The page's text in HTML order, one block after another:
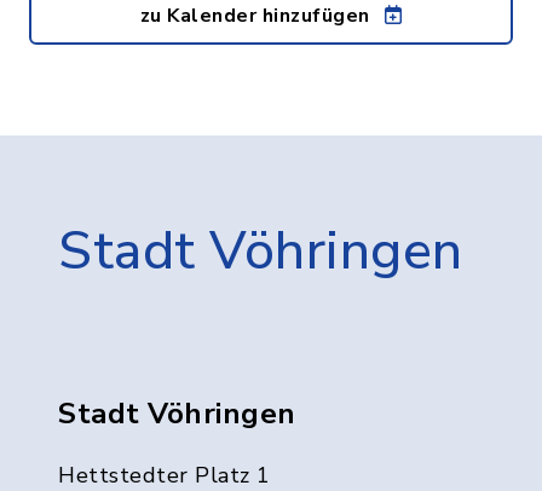
zu Kalender hinzufügen
Stadt Vöhringen
Stadt Vöhringen
Hettstedter Platz 1